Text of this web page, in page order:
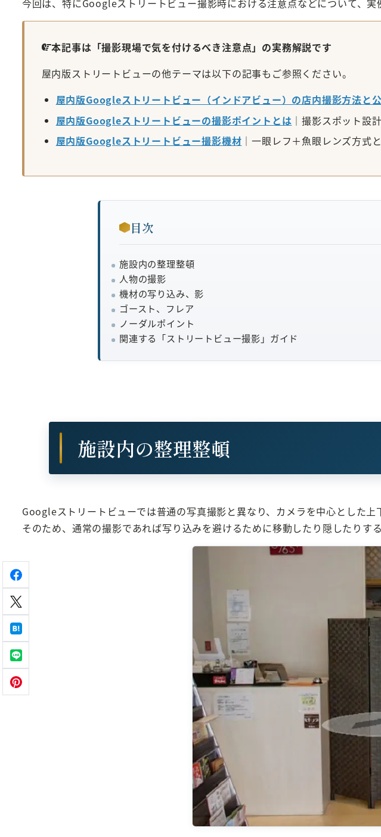
今回は、特にGoogleストリートビュー撮影時における注意点などについて、実
本記事は「撮影現場で気を付けるべき注意点」の実務解説です
屋内版ストリートビューの他テーマは以下の記事もご参照ください。
屋内版Googleストリートビュー（インドアビュー）の店内撮影方法と
屋内版Googleストリートビューの撮影ポイントとは ｜撮影スポット設
屋内版Googleストリートビュー撮影機材 ｜一眼レフ＋魚眼レンズ方式
目次
施設内の整理整頓
人物の撮影
機材の写り込み、影
ゴースト、フレア
ノーダルポイント
関連する「ストリートビュー撮影」ガイド
施設内の整理整頓
Googleストリートビューでは普通の写真撮影と異なり、カメラを中心とした上
そのため、通常の撮影であれば写り込みを避けるために移動したり隠したりす